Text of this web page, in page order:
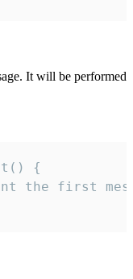
It will be performed
{
the first